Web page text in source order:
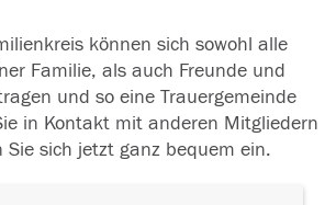
können sich sowohl alle
Familie, als auch Freunde und
und so eine Trauergemeinde
in Kontakt mit anderen Mitgliedern
Sie sich jetzt ganz bequem ein.